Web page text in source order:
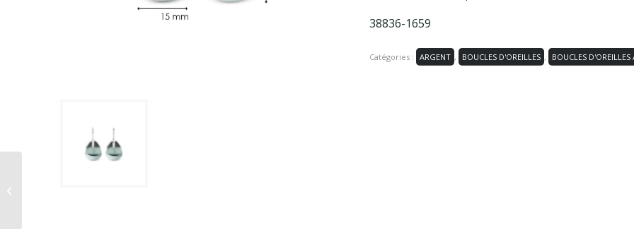
38836-1659
Catégories : ARGENT , BOUCLES D'OREILLES , BOUCLES D'OREILLES